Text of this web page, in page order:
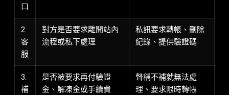
口
2.
客
服
對方是否要求離開站內
流程或私下處理
私訊要求轉帳、刪除
紀錄、提供驗證碼
3.
補
是否被要求再付驗證
金、解凍金或手續費
聲稱不補就無法處
理、要求限時轉帳